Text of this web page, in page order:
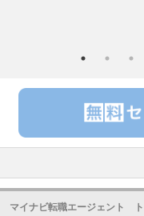
マイナビ転職エージェント